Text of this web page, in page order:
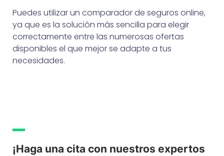
Puedes utilizar un comparador de seguros online,
ya que es la solución más sencilla para elegir
correctamente entre las numerosas ofertas
disponibles el que mejor se adapte a tus
necesidades.
¡Haga una cita con nuestros expertos